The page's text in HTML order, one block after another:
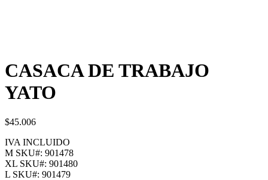
CASACA DE TRABAJO
YATO
$45.006
IVA INCLUIDO
M SKU#: 901478
XL SKU#: 901480
L SKU#: 901479